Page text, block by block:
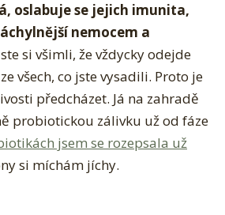
oslabuje se jejich imunita,
nemocem a
si všimli, že vždycky odejde
všech, co jste vysadili. Proto je
předcházet. Já na zahradě
probiotickou zálivku už od fáze
jsem se rozepsala už
si míchám jíchy.